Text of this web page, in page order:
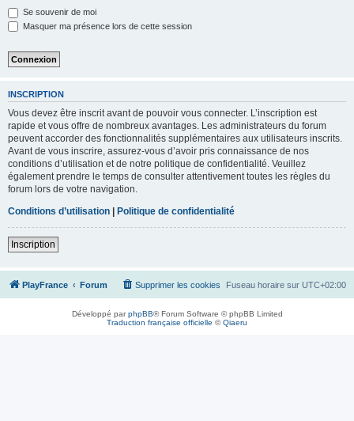
Se souvenir de moi
Masquer ma présence lors de cette session
INSCRIPTION
Vous devez être inscrit avant de pouvoir vous connecter. L’inscription est
rapide et vous offre de nombreux avantages. Les administrateurs du forum
peuvent accorder des fonctionnalités supplémentaires aux utilisateurs inscrits.
Avant de vous inscrire, assurez-vous d’avoir pris connaissance de nos
conditions d’utilisation et de notre politique de confidentialité. Veuillez
également prendre le temps de consulter attentivement toutes les règles du
forum lors de votre navigation.
Conditions d’utilisation | Politique de confidentialité
Inscription
PlayFrance Forum Fuseau horaire sur UTC+02:00
Supprimer les cookies
Développé parphpBB® Forum Software © phpBB Limited
Traduction française officielle ©Qiaeru